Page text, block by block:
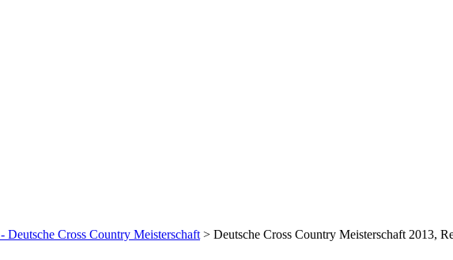
Deutsche Cross Country Meisterschaft > Deutsche Cross Country Meisterschaft 2013,